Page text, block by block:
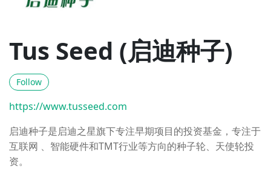
Tus Seed (启迪种子)
Follow
https://www.tusseed.com
启迪种子是启迪之星旗下专注早期项目的投资基金，专注于
互联网 、智能硬件和TMT行业等方向的种子轮、天使轮投
资。